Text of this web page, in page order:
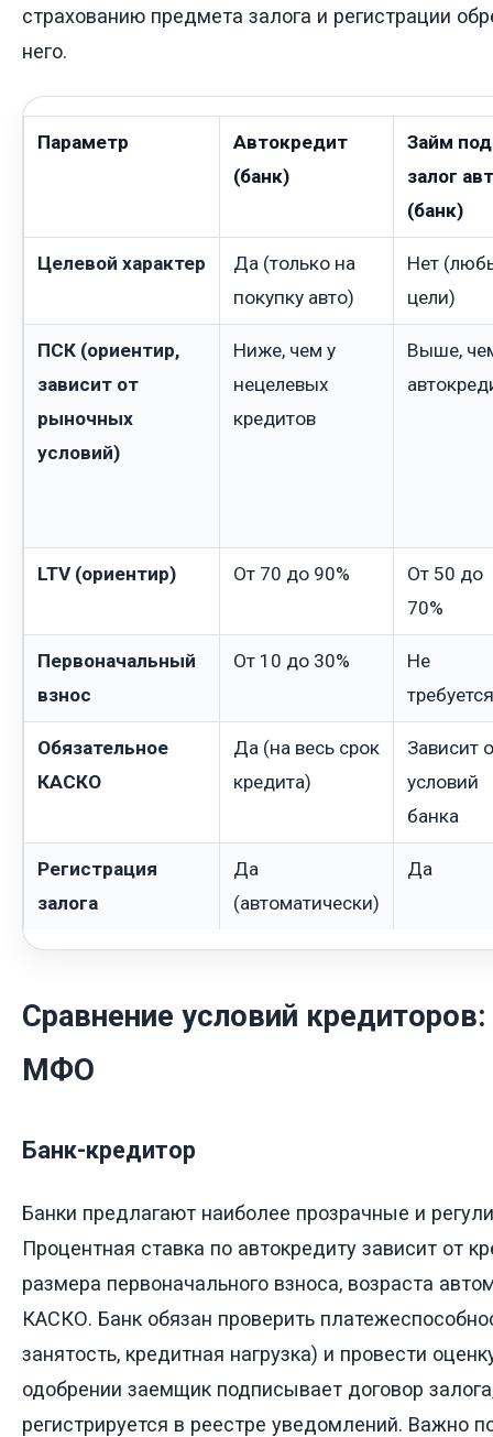
страхованию предмета залога и регистрации
него.
Параметр
Автокредит
(банк)
Займ под
залог
(банк)
Целевой характер
Да (только на
покупку авто)
Нет
цели)
ПСК (ориентир,
зависит от
рыночных
условий)
Ниже, чем у
нецелевых
кредитов
Выше,
LTV (ориентир) От 70 до 90%
От 50 до
70%
Первоначальный
взнос
От 10 до 30%
Не
требуется
Обязательное
КАСКО
Да (на весь срок
кредита)
Зависит
условий
банка
Регистрация
залога
Да
(автоматически)
Да
Сравнение условий
МФО
Банк-кредитор
Банки предлагают наиболее прозрачные и
Процентная ставка по автокредиту зависит от
размера первоначального взноса, возраста
КАСКО. Банк обязан проверить
занятость, кредитная нагрузка) и провести
одобрении заемщик подписывает договор
регистрируется в реестре уведомлений. Важно